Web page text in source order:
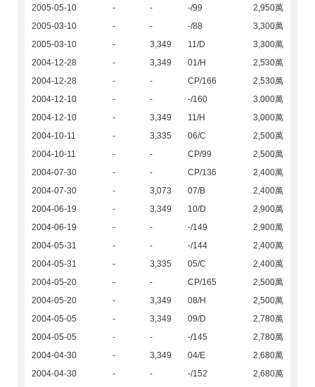
2005-05-10
- - -/99
2,950萬
2005-03-10
- - -/88
3,300萬
2005-03-10
- 3,349 11/D
3,300萬
2004-12-28
- 3,349 01/H
2,530萬
2004-12-28
- - CP/166
2,530萬
2004-12-10
- - -/160
3,000萬
2004-12-10
- 3,349 11/H
3,000萬
2004-10-11
- 3,335 06/C
2,500萬
2004-10-11
- - CP/99
2,500萬
2004-07-30
- - CP/136
2,400萬
2004-07-30
- 3,073 07/B
2,400萬
2004-06-19
- 3,349 10/D
2,900萬
2004-06-19
- - -/149
2,900萬
2004-05-31
- - -/144
2,400萬
2004-05-31
- 3,335 05/C
2,400萬
2004-05-20
- - CP/165
2,500萬
2004-05-20
- 3,349 08/H
2,500萬
2004-05-05
- 3,349 09/D
2,780萬
2004-05-05
- - -/145
2,780萬
2004-04-30
- 3,349 04/E
2,680萬
2004-04-30
- - -/152
2,680萬